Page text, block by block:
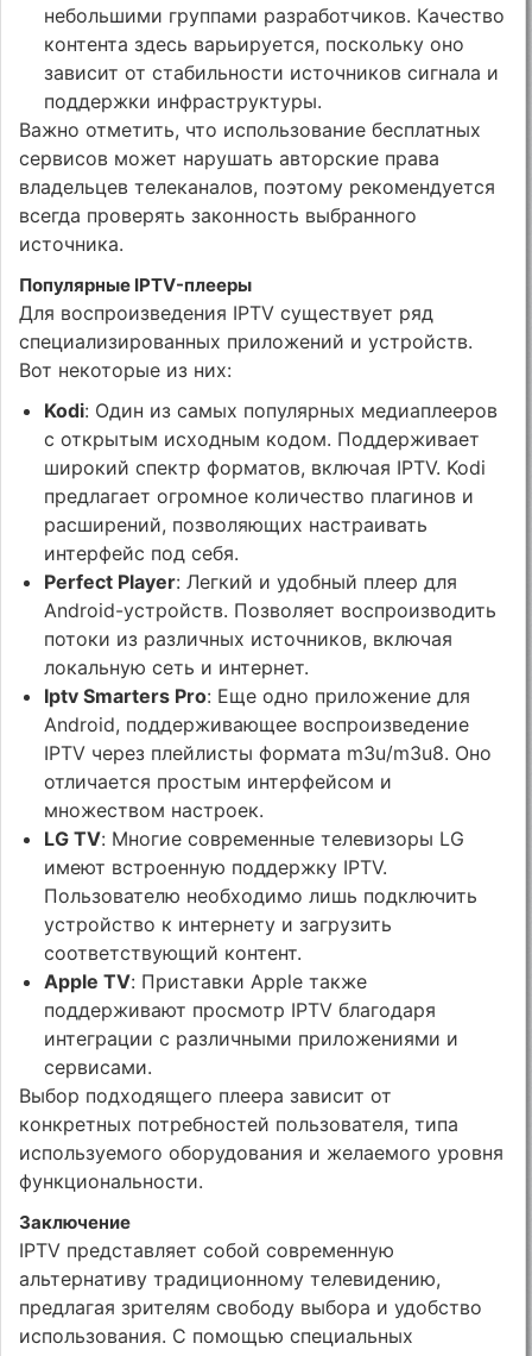
небольшими группами разработчиков. Качество
контента здесь варьируется, поскольку оно
зависит от стабильности источников сигнала и
поддержки инфраструктуры.
Важно отметить, что использование бесплатных
сервисов может нарушать авторские права
владельцев телеканалов, поэтому рекомендуется
всегда проверять законность выбранного
источника.
Популярные IPTV-плееры
Для воспроизведения IPTV существует ряд
специализированных приложений и устройств.
Вот некоторые из них:
Kodi: Один из самых популярных медиаплееров
с открытым исходным кодом. Поддерживает
широкий спектр форматов, включая IPTV. Kodi
предлагает огромное количество плагинов и
расширений, позволяющих настраивать
интерфейс под себя.
Perfect Player: Легкий и удобный плеер для
Android-устройств. Позволяет воспроизводить
потоки из различных источников, включая
локальную сеть и интернет.
Iptv Smarters Pro: Еще одно приложение для
Android, поддерживающее воспроизведение
IPTV через плейлисты формата m3u/m3u8. Оно
отличается простым интерфейсом и
множеством настроек.
LG TV: Многие современные телевизоры LG
имеют встроенную поддержку IPTV.
Пользователю необходимо лишь подключить
устройство к интернету и загрузить
соответствующий контент.
Apple TV: Приставки Apple также
поддерживают просмотр IPTV благодаря
интеграции с различными приложениями и
сервисами.
Выбор подходящего плеера зависит от
конкретных потребностей пользователя, типа
используемого оборудования и желаемого уровня
функциональности.
Заключение
IPTV представляет собой современную
альтернативу традиционному телевидению,
предлагая зрителям свободу выбора и удобство
использования. С помощью специальных